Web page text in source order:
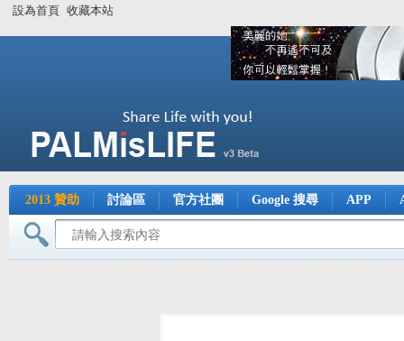
設為首頁 收藏本站
2013 贊助 討論區 官方社團 Google 搜尋 APP